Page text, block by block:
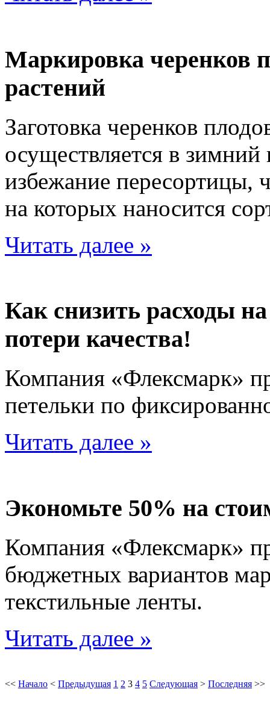
Маркировка черенков
растений
Заготовка черенков
осуществляется в
избежание пересортицы,
на которых наносится
Читать далее »
Как снизить расходы
потери качества!
Компания «Флексмарк»
петельки по
Читать далее »
Экономьте 50% на
Компания «Флексмарк»
бюджетных вариантов
текстильные ленты.
Читать далее »
<< Начало < Предыдущая 1 2 3 4 5 Следующая > Последняя >>